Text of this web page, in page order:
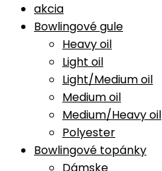
akcia
Bowlingové gule
Heavy oil
Light oil
Light/Medium oil
Medium oil
Medium/Heavy oil
Polyester
Bowlingové topánky